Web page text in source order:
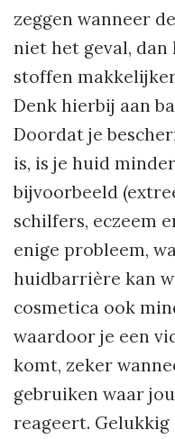
zeggen wanneer
niet het geval, dan
stoffen
Denk hierbij aan
Doordat je
is, is je huid
bijvoorbeeld
schilfers, eczeem
enige probleem,
huidbarrière kan
cosmetica ook
waardoor je een
komt, zeker
gebruiken waar
reageert.